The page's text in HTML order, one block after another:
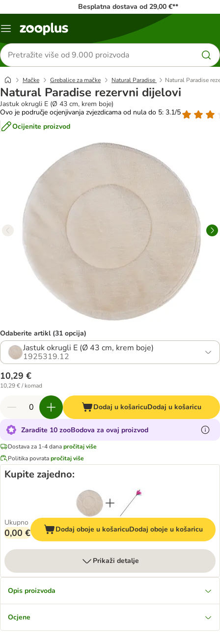
Besplatna dostava od 29,00 €**
Izbornik
Traži
proizvode
Mačke Grebalice za mačke Natural Paradise Natural Paradise
Natural Paradise rezervni dijelovi
Jastuk okrugli E (Ø 43 cm, krem boje)
Ovo je područje ocjenjivanja zvjezdicama od nula do 5: 3.1/5
Ocijenite proizvod
Odaberite artikl (31 opcija)
Jastuk okrugli E (Ø 43 cm, krem boje)
1925319.12
10,29 €
10,29 € / komad
Dodaj u košaricuDodaj u košaricu
Zaradite 10 zooBodova za ovaj proizvod
Dostava za 1-4 danapročitaj više
Politika povratapročitaj više
Kupite zajedno:
Ukupno
0,00 € Dodaj oboje u košaricuDodaj oboje u košaricu
Prikaži detalje
Opis proizvoda
Ocjene